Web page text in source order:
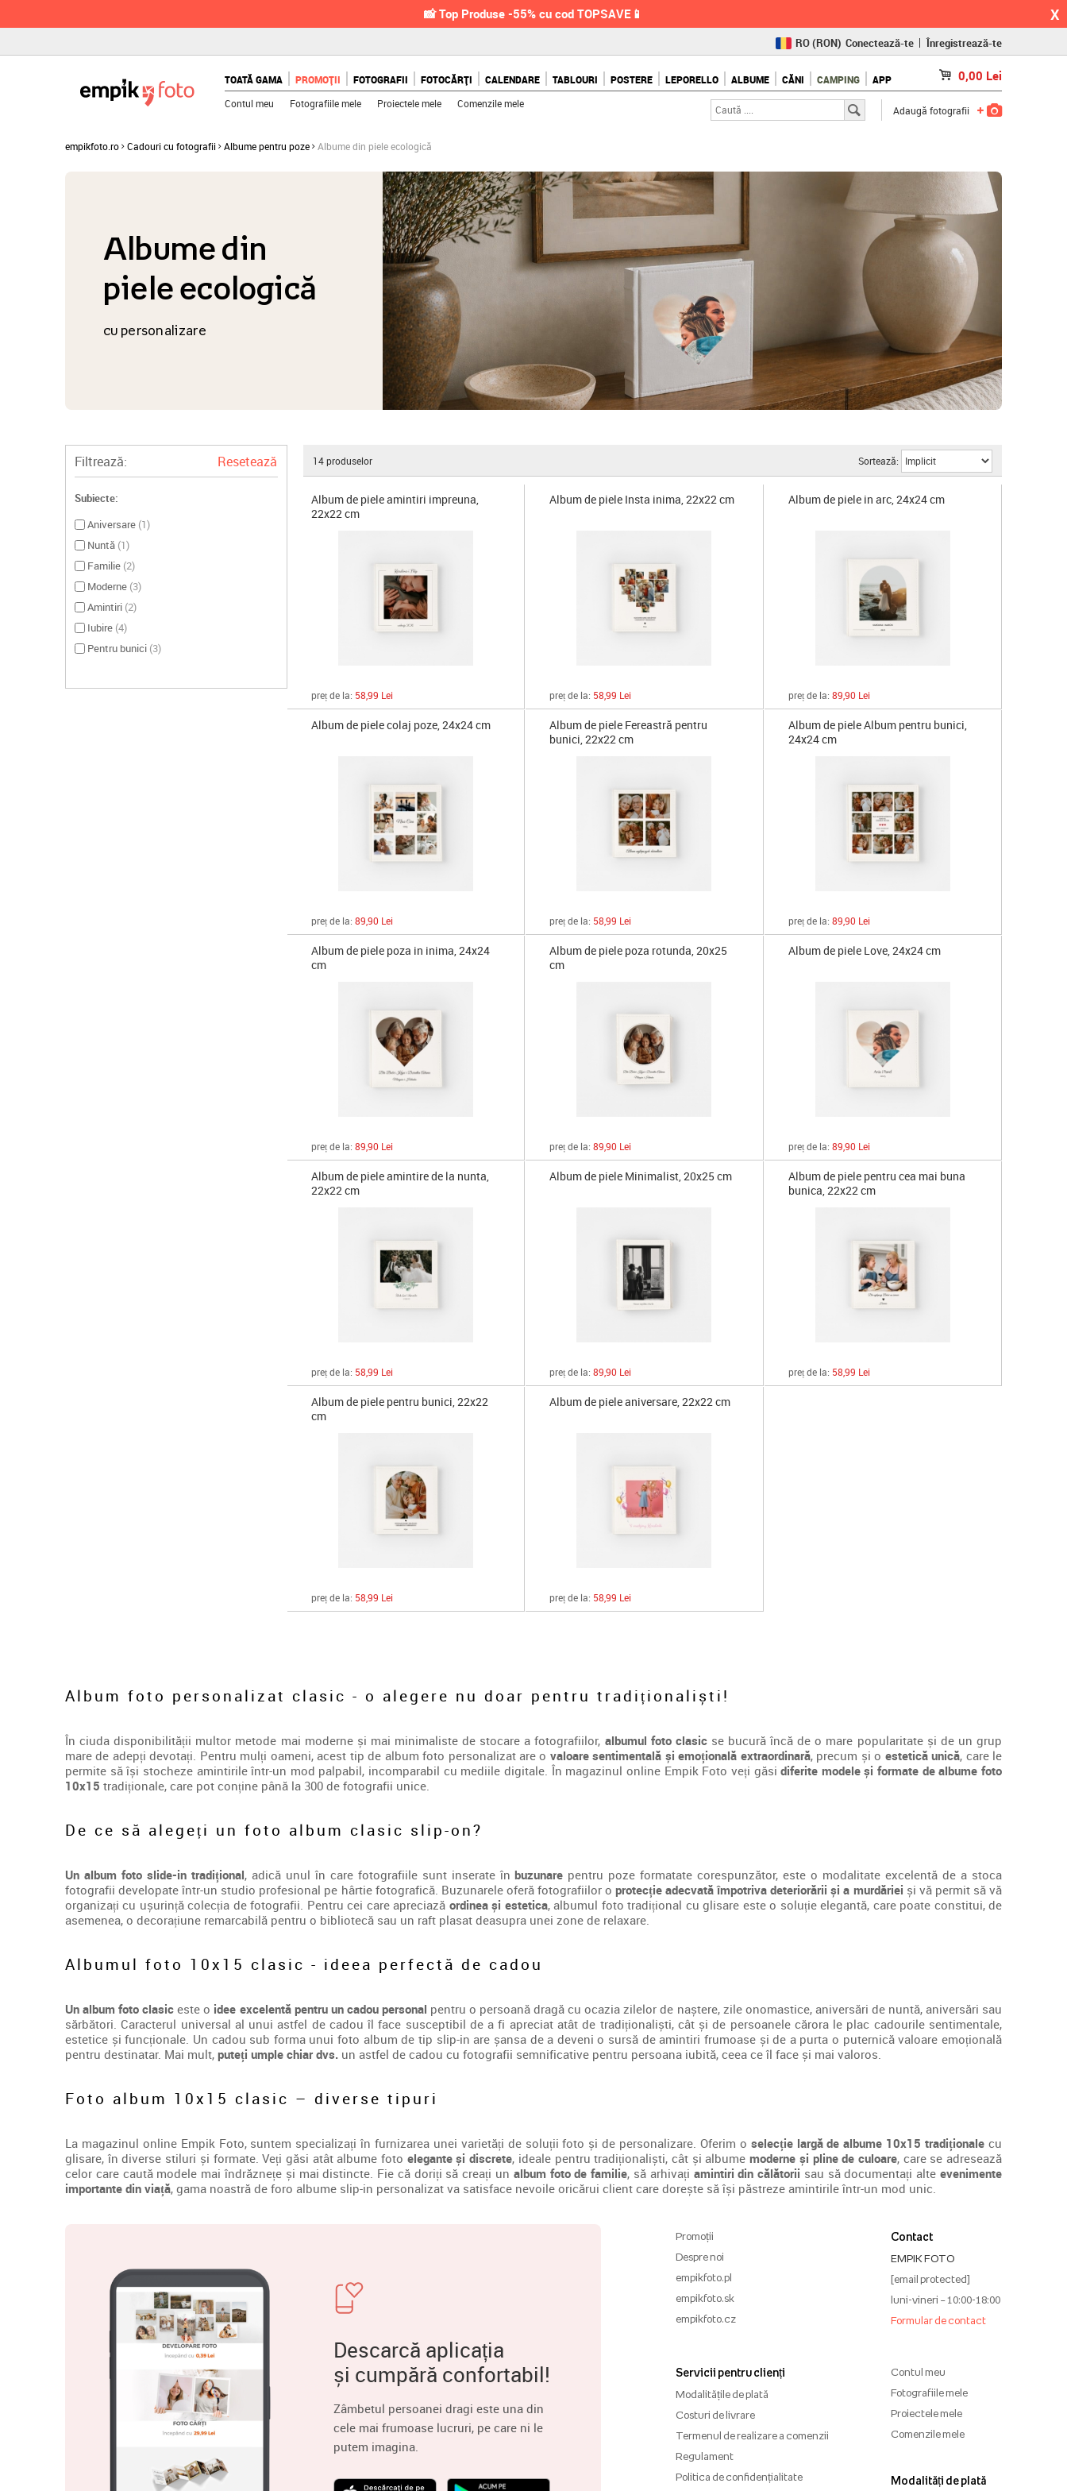
📸 Top Produse -55% cu cod TOPSAVE📱 X
(KČ)
SK(€)
RO(RON) Conectează-te Înregistrează-te
TOATĂ GAMA PROMOȚII FOTOGRAFII FOTOCĂRȚI CALENDARE TABLOURI POSTERE LEPORELLO ALBUME CĂNI CAMPING APP 0,00 Lei
Contul meu Fotografiile mele Proiectele mele Comenzile mele
Adaugă fotografii
empikfoto.ro Cadouri cu fotografii Albume pentru poze Albume din piele ecologică
Albume din
piele ecologică
cu personalizare
Filtrează: Resetează
Subiecte:
Aniversare (1)
Nuntă (1)
Familie (2)
Moderne (3)
Amintiri (2)
Iubire (4)
Pentru bunici (3)
14produselor Sortează:
Album de piele amintiri impreuna,
22x22 cm
preț de la: 58,99 Lei
Album de piele Insta inima, 22x22 cm
preț de la: 58,99 Lei
Album de piele in arc, 24x24 cm
preț de la: 89,90 Lei
Album de piele colaj poze, 24x24 cm
preț de la: 89,90 Lei
Album de piele Fereastră pentru
bunici, 22x22 cm
preț de la: 58,99 Lei
Album de piele Album pentru bunici,
24x24 cm
preț de la: 89,90 Lei
Album de piele poza in inima, 24x24
cm
preț de la: 89,90 Lei
Album de piele poza rotunda, 20x25
cm
preț de la: 89,90 Lei
Album de piele Love, 24x24 cm
preț de la: 89,90 Lei
Album de piele amintire de la nunta,
22x22 cm
preț de la: 58,99 Lei
Album de piele Minimalist, 20x25 cm
preț de la: 89,90 Lei
Album de piele pentru cea mai buna
bunica, 22x22 cm
preț de la: 58,99 Lei
Album de piele pentru bunici, 22x22
cm
preț de la: 58,99 Lei
Album de piele aniversare, 22x22 cm
preț de la: 58,99 Lei
Album foto personalizat clasic - o alegere nu doar pentru tradiționaliști!
În ciuda disponibilității multor metode mai moderne și mai minimaliste de stocare a fotografiilor, albumul foto clasicse bucură încă de o mare popularitate și de un grup
mare de adepți devotați. Pentru mulți oameni, acest tip de album foto personalizat are o valoare sentimentală și emoțională extraordinară, precum și o estetică unică, care le
permite să își stocheze amintirile într-un mod palpabil, incomparabil cu mediile digitale. În magazinul online Empik Foto veți găsidiferite modele și formate de albume foto
10x15 tradiționale, care pot conține până la 300 de fotografii unice.
De ce să alegeți un foto album clasic slip-on?
Un album foto slide-in tradițional, adică unul în care fotografiile sunt inserate înbuzunare pentru poze formatate corespunzător, este o modalitate excelentă de a stoca
fotografii developate într-un studio profesional pe hârtie fotografică. Buzunarele oferă fotografiilor oprotecție adecvată împotriva deteriorării și a murdăriei și vă permit să vă
organizați cu ușurință colecția de fotografii. Pentru cei care apreciază ordinea și estetica, albumul foto tradițional cu glisare este o soluție elegantă, care poate constitui, de
asemenea, o decorațiune remarcabilă pentru o bibliotecă sau un raft plasat deasupra unei zone de relaxare.
Albumul foto 10x15 clasic - ideea perfectă de cadou
Un album foto clasic este o idee excelentă pentru un cadou personal pentru o persoană dragă cu ocazia zilelor de naștere, zile onomastice, aniversări de nuntă, aniversări sau
sărbători. Caracterul universal al unui astfel de cadou îl face susceptibil de a fi apreciat atât de tradiționaliști, cât și de persoanele cărora le plac cadourile sentimentale,
estetice și funcționale. Un cadou sub forma unui foto album de tip slip-in are șansa de a deveni o sursă de amintiri frumoase și de a purta o puternică valoare emoțională
pentru destinatar. Mai mult, puteți umple chiar dvs. un astfel de cadou cu fotografii semnificative pentru persoana iubită, ceea ce îl face și mai valoros.
Foto album 10x15 clasic – diverse tipuri
La magazinul online Empik Foto, suntem specializați în furnizarea unei varietăți de soluții foto și de personalizare. Oferim o selecție largă de albume 10x15 tradiționale cu
glisare, în diverse stiluri și formate. Veți găsi atât albume foto elegante și discrete, ideale pentru tradiționaliști, cât și albumemoderne și pline de culoare, care se adresează
celor care caută modele mai îndrăznețe și mai distincte. Fie că doriți să creați un album foto de familie, să arhivați amintiri din călătorii sau să documentați alteevenimente
importante din viață, gama noastră de foro albume slip-in personalizat va satisface nevoile oricărui client care dorește să își păstreze amintirile într-un mod unic.
Descarcă aplicația
și cumpără confortabil!
Zâmbetul persoanei dragi este una din
cele mai frumoase lucruri, pe care ni le
putem imagina.
Promoții
Despre noi
empikfoto.pl
empikfoto.sk
empikfoto.cz
Servicii pentru clienți
Modalitățile de plată
Costuri de livrare
Termenul de realizare a comenzii
Regulament
Politica de confidențialitate
Contact
EMPIK FOTO
[email protected]
luni-vineri – 10:00-18:00
Formular de contact
Contul meu
Fotografiile mele
Proiectele mele
Comenzile mele
Modalități de plată